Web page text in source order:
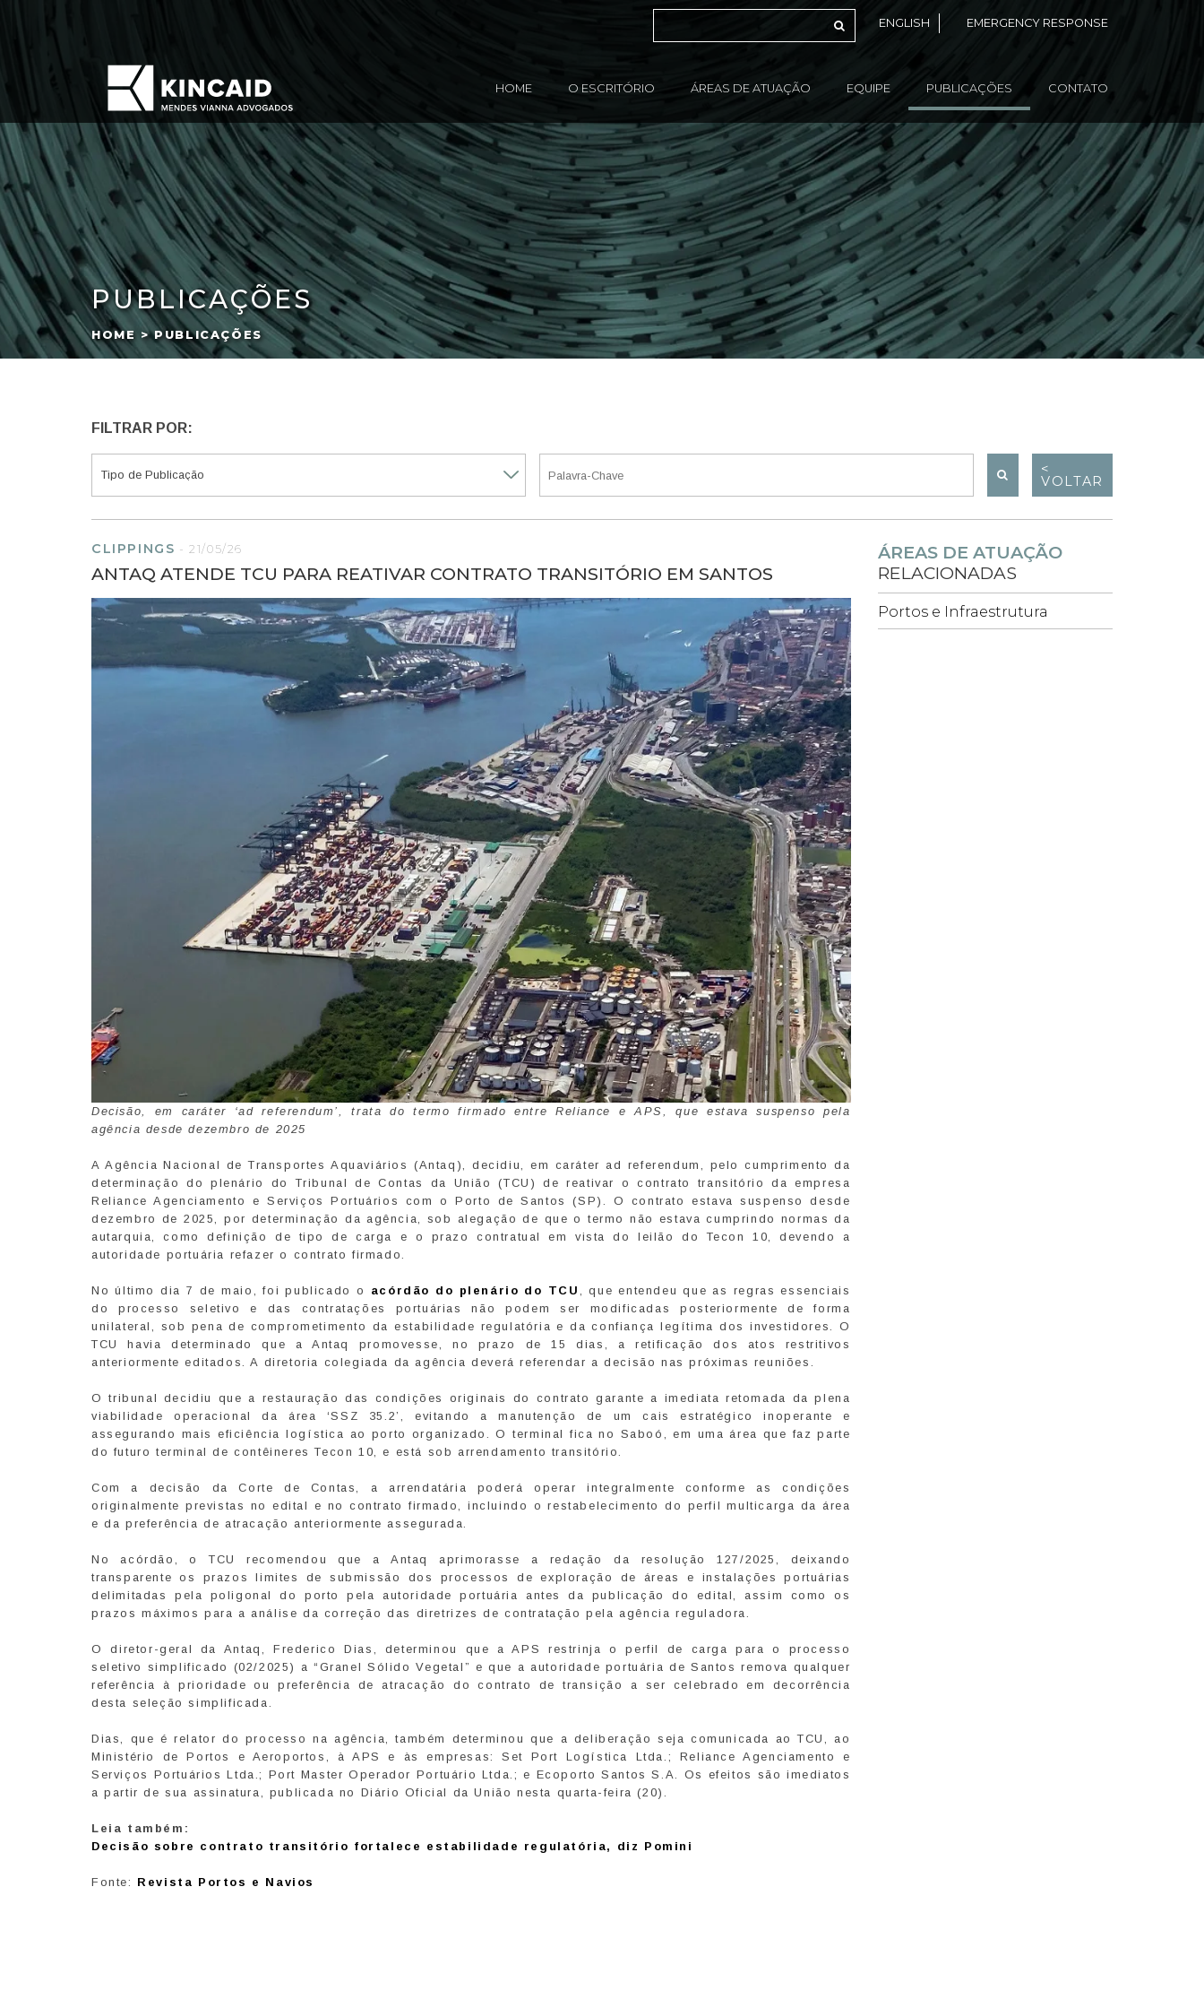
ENGLISH EMERGENCY RESPONSE
HOME O ESCRITÓRIO ÁREAS DE ATUAÇÃO EQUIPE PUBLICAÇÕES CONTATO
PUBLICAÇÕES
HOME > PUBLICAÇÕES
FILTRAR POR:
<
VOLTAR
CLIPPINGS -21/05/26
ANTAQ ATENDE TCU PARA REATIVAR CONTRATO TRANSITÓRIO EM SANTOS
Decisão, em caráter ‘ad referendum’, trata do termo firmado entre Reliance e APS, que estava suspenso pela
agência desde dezembro de 2025
A Agência Nacional de Transportes Aquaviários (Antaq), decidiu, em caráter ad referendum, pelo cumprimento da
determinação do plenário do Tribunal de Contas da União (TCU) de reativar o contrato transitório da empresa
Reliance Agenciamento e Serviços Portuários com o Porto de Santos (SP). O contrato estava suspenso desde
dezembro de 2025, por determinação da agência, sob alegação de que o termo não estava cumprindo normas da
autarquia, como definição de tipo de carga e o prazo contratual em vista do leilão do Tecon 10, devendo a
autoridade portuária refazer o contrato firmado.
No último dia 7 de maio, foi publicado o acórdão do plenário do TCU , que entendeu que as regras essenciais
do processo seletivo e das contratações portuárias não podem ser modificadas posteriormente de forma
unilateral, sob pena de comprometimento da estabilidade regulatória e da confiança legítima dos investidores. O
TCU havia determinado que a Antaq promovesse, no prazo de 15 dias, a retificação dos atos restritivos
anteriormente editados. A diretoria colegiada da agência deverá referendar a decisão nas próximas reuniões.
O tribunal decidiu que a restauração das condições originais do contrato garante a imediata retomada da plena
viabilidade operacional da área ‘SSZ 35.2’, evitando a manutenção de um cais estratégico inoperante e
assegurando mais eficiência logística ao porto organizado. O terminal fica no Saboó, em uma área que faz parte
do futuro terminal de contêineres Tecon 10, e está sob arrendamento transitório.
Com a decisão da Corte de Contas, a arrendatária poderá operar integralmente conforme as condições
originalmente previstas no edital e no contrato firmado, incluindo o restabelecimento do perfil multicarga da área
e da preferência de atracação anteriormente assegurada.
No acórdão, o TCU recomendou que a Antaq aprimorasse a redação da resolução 127/2025, deixando
transparente os prazos limites de submissão dos processos de exploração de áreas e instalações portuárias
delimitadas pela poligonal do porto pela autoridade portuária antes da publicação do edital, assim como os
prazos máximos para a análise da correção das diretrizes de contratação pela agência reguladora.
O diretor-geral da Antaq, Frederico Dias, determinou que a APS restrinja o perfil de carga para o processo
seletivo simplificado (02/2025) a “Granel Sólido Vegetal” e que a autoridade portuária de Santos remova qualquer
referência à prioridade ou preferência de atracação do contrato de transição a ser celebrado em decorrência
desta seleção simplificada.
Dias, que é relator do processo na agência, também determinou que a deliberação seja comunicada ao TCU, ao
Ministério de Portos e Aeroportos, à APS e às empresas: Set Port Logística Ltda.; Reliance Agenciamento e
Serviços Portuários Ltda.; Port Master Operador Portuário Ltda.; e Ecoporto Santos S.A. Os efeitos são imediatos
a partir de sua assinatura, publicada no Diário Oficial da União nesta quarta-feira (20).
Leia também:
Decisão sobre contrato transitório fortalece estabilidade regulatória, diz Pomini
Fonte: Revista Portos e Navios
ÁREAS DE ATUAÇÃO
RELACIONADAS
Portos e Infraestrutura